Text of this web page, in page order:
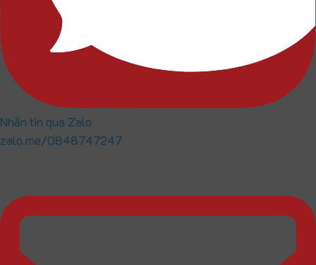
Nhắn tin qua Zalo
zalo.me/0848747247